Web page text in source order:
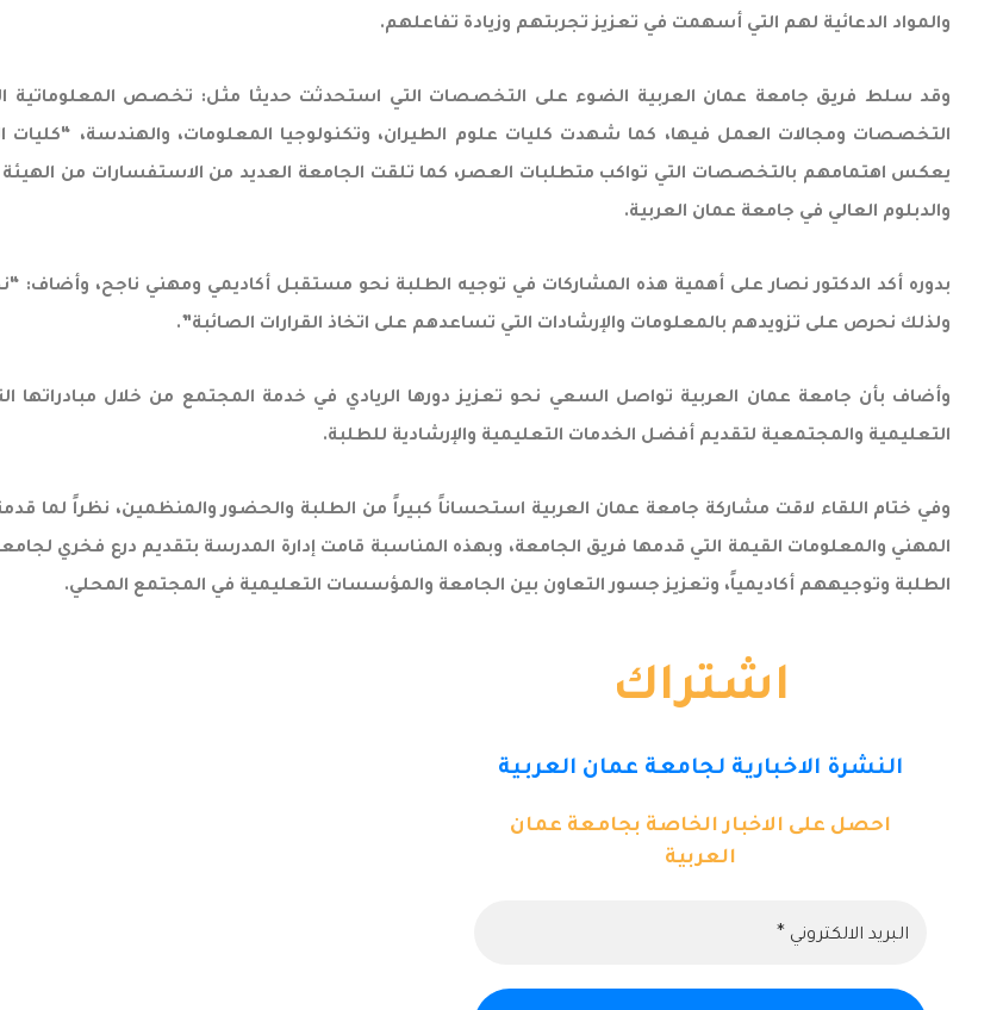
والمواد الدعائية لهم التي أسهمت في تعزيز تجربتهم وزيادة تفاعلهم.
وقد سلط فريق جامعة عمان العربية الضوء على التخصصات التي استحدثت حديثا مثل: تخصص المعلوماتية
التخصصات ومجالات العمل فيها، كما شهدت كليات علوم الطيران، وتكنولوجيا المعلومات، والهندسة، “كليات
يعكس اهتمامهم بالتخصصات التي تواكب متطلبات العصر، كما تلقت الجامعة العديد من الاستفسارات من الهيئة
والدبلوم العالي في جامعة عمان العربية.
بدوره أكد الدكتور نصار على أهمية هذه المشاركات في توجيه الطلبة نحو مستقبل أكاديمي ومهني ناجح، وأضاف:
ولذلك نحرص على تزويدهم بالمعلومات والإرشادات التي تساعدهم على اتخاذ القرارات الصائبة”.
وأضاف بأن جامعة عمان العربية تواصل السعي نحو تعزيز دورها الريادي في خدمة المجتمع من خلال
التعليمية والمجتمعية لتقديم أفضل الخدمات التعليمية والإرشادية للطلبة.
وفي ختام اللقاء لاقت مشاركة جامعة عمان العربية استحساناً كبيراً من الطلبة والحضور والمنظمين، نظراً لما
المهني والمعلومات القيمة التي قدمها فريق الجامعة، وبهذه المناسبة قامت إدارة المدرسة بتقديم درع فخري
الطلبة وتوجيههم أكاديمياً، وتعزيز جسور التعاون بين الجامعة والمؤسسات التعليمية في المجتمع المحلي.
اشتراك
النشرة الاخبارية لجامعة عمان العربية
احصل على الاخبار الخاصة بجامعة عمان
العربية